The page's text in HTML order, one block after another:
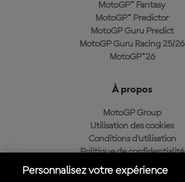
MotoGP™ Fantasy
MotoGP™ Predictor
MotoGP Guru Predict
MotoGP Guru Racing 25/26
MotoGP™26
À propos
MotoGP Group
Utilisation des cookies
Conditions d'utilisation
Politique de confidentialité
Politique d’achat
Personnalisez votre expérience